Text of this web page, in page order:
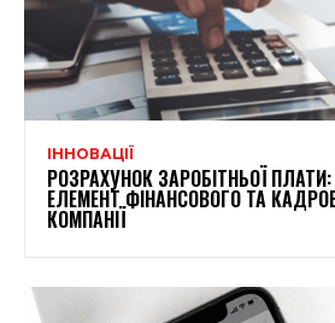
ІННОВАЦІЇ
РОЗРАХУНОК ЗАРОБІТНЬОЇ
ЕЛЕМЕНТ ФІНАНСОВОГО ТА
КОМПАНІЇ